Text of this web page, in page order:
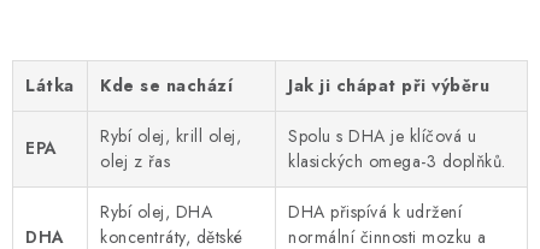
Látka Kde se nachází Jak ji chápat při výběru
EPA
Rybí olej, krill olej,
olej z řas
Spolu s DHA je klíčová u
klasických omega-3 doplňků.
DHA
Rybí olej, DHA
koncentráty, dětské
DHA přispívá k udržení
normální činnosti mozku a